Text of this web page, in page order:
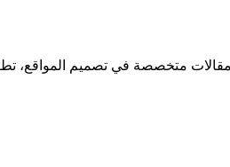
متخصصة في تصميم المواقع،